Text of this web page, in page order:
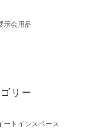
示会用品
リー
ートインスペース